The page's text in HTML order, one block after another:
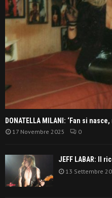
DONATELLA MILANI: ‘Fan si
17 Novembre 2025 0
JEFF LABAR: Il
13 Settembre